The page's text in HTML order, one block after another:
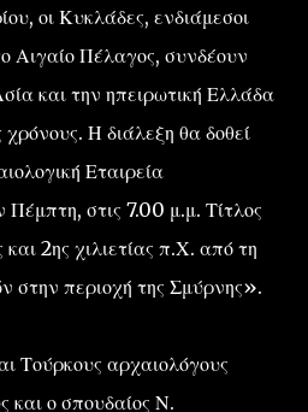
οι Κυκλάδες, ενδιάμεσοι
Αιγαίο Πέλαγος, συνδέουν
και την ηπειρωτική Ελλάδα
Η διάλεξη θα δοθεί
Εταιρεία
στις 7.00 μ.μ. Τίτλος
2ης χιλιετίας π.Χ. από τη
στην περιοχή της Σμύρνης».
Τούρκους αρχαιολόγους
και ο σπουδαίος Ν.